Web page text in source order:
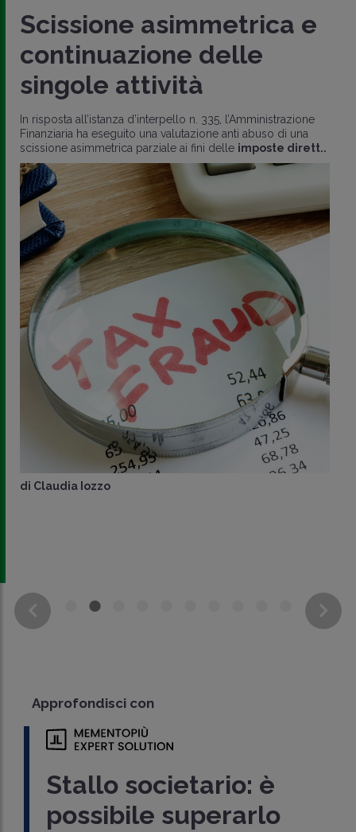
Scissione asimmetrica e
continuazione delle
singole attività
In risposta all’istanza d’interpello n. 335, l’Amministrazione
Finanziaria ha eseguito una valutazione anti abuso di una
scissione asimmetrica parziale ai fini delle imposte dirett..
di Claudia Iozzo
Approfondisci con
Stallo societario: è
possibile superarlo